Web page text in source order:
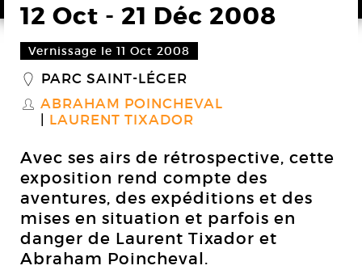
12 Oct - 21 Déc 2008
Vernissage le 11 Oct 2008
_ PARC SAINT-LÉGER
S ABRAHAM POINCHEVAL
LAURENT TIXADOR
Avec ses airs de rétrospective, cette
exposition rend compte des
aventures, des expéditions et des
mises en situation et parfois en
danger de Laurent Tixador et
Abraham Poincheval.